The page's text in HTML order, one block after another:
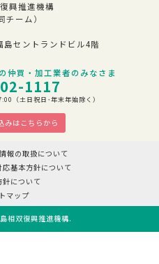
興推進機構
チーム）
セントランドビル4階
仲買・加工業者のみなさま
1117
（土日祝日･年末年始除く）
みはこちらから
報の取扱について
基本方針について
針について
マップ
相双復興推進機構.